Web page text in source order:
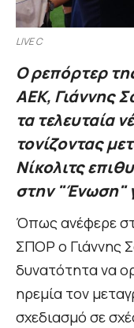
LIVE C
Ο ρεπόρτερ
ΑΕΚ, Γιάννης
τα τελευταία
τονίζοντας
Νίκολιτς
στην "Ένωση"
Όπως ανέφερε
ΣΠΟΡ ο Γιάννης
δυνατότητα να
ηρεμία τον
σχεδιασμό σε